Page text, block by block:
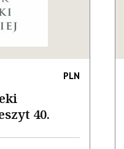
PLN
40.